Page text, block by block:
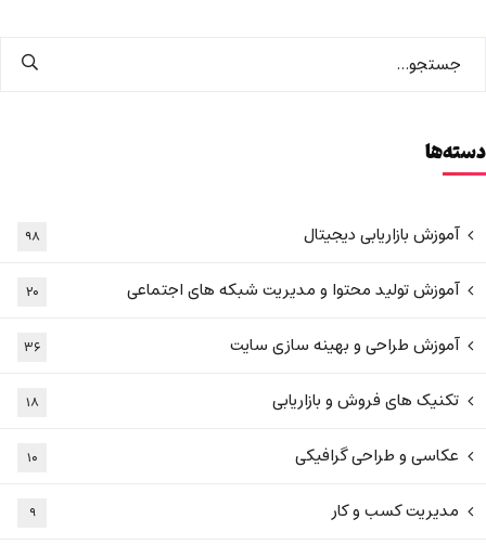
دسته‌ها
آموزش بازاریابی دیجیتال ۹۸
آموزش تولید محتوا و مدیریت شبکه های اجتماعی ۲۰
آموزش طراحی و بهینه سازی سایت ۳۶
تکنیک های فروش و بازاریابی ۱۸
عکاسی و طراحی گرافیکی ۱۰
مدیریت کسب و کار ۹